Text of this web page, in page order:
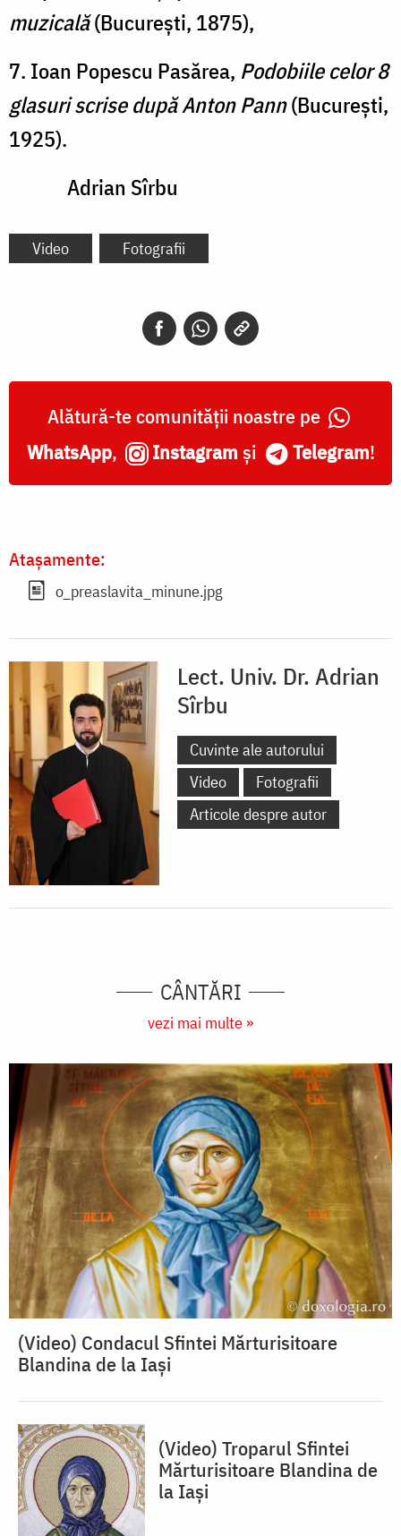
muzicală(București, 1875),
7. Ioan Popescu Pasărea, Podobiile celor 8
glasuri scrise după Anton Pann(București,
1925).
Adrian Sîrbu
Video Fotografii
Alătură-te comunității noastre pe
WhatsApp, Instagram și Telegram!
Atașamente:
o_preaslavita_minune.jpg
Lect. Univ. Dr. Adrian
Sîrbu
Cuvinte ale autorului
Video
Fotografii
Articole despre autor
CÂNTĂRI
vezi mai multe »
(Video) Condacul Sfintei Mărturisitoare
Blandina de la Iași
(Video) Troparul Sfintei
Mărturisitoare Blandina de
la Iași